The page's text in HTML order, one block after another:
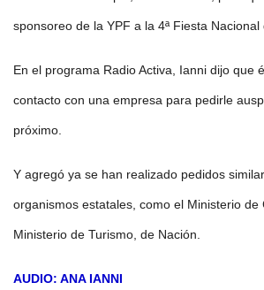
sponsoreo de la YPF a la 4ª Fiesta Nacional
En el programa Radio Activa, Ianni dijo que
contacto con una empresa para pedirle
próximo.
Y agregó ya se han realizado pedidos
organismos estatales, como el Ministerio de
Ministerio de Turismo, de Nación.
AUDIO: ANA IANNI